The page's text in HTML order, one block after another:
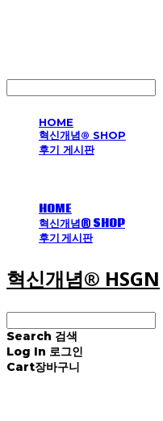
HOME
혁신개념® SHOP
후기 게시판
HOME
혁신개념® SHOP
후기 게시판
혁신개념® HSGN
Search 검색
Log In 로그인
Cart장바구니